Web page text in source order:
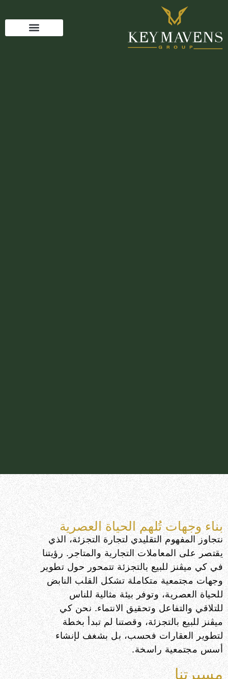
بناء وجهات تُلهم الحياة العصرية
نتجاوز المفهوم التقليدي لتجارة التجزئة، الذي
يقتصر على المعاملات التجارية والمتاجر. رؤيتنا
في كي ميڤنز للبيع بالتجزئة تتمحور حول تطوير
وجهات مجتمعية متكاملة تشكل القلب النابض
للحياة العصرية، وتوفر بيئة مثالية للناس
للتلاقي والتفاعل وتحقيق الانتماء. نحن كي
ميڤنز للبيع بالتجزئة، وقصتنا لم تبدأ بخطة
لتطوير العقارات فحسب، بل بشغف لإنشاء
أسس مجتمعية راسخة.
مسيرتنا